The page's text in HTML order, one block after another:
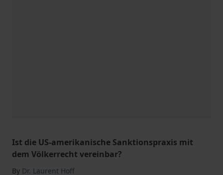
Ist die US-amerikanische Sanktionspraxis mit
dem Völkerrecht vereinbar?
By Dr. Laurent Hoff